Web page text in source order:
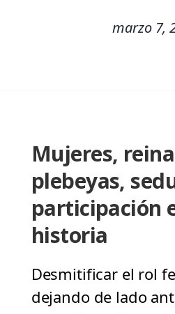
marzo 7,
Mujeres,
plebeyas,
participación
historia
Desmitificar el rol
dejando de lado